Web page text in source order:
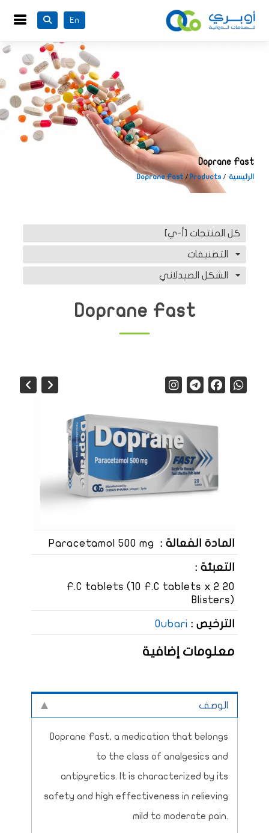
En
Doprane Fast
الرئيسية Products
Doprane Fast
كل المنتجات [أ-ي]
التصنيفات
الشكل الصيدلاني
Doprane Fast
المادة الفعالة : Paracetamol 500 mg
التعبئة :
20 F.C tablets (10 F.C tablets x 2
Blisters)
الترخيص : Oubari
معلومات إضافية
الوصف
Doprane Fast, a medication that belongs
to the class of analgesics and
antipyretics. It is characterized by its
safety and high effectiveness in relieving
mild to moderate pain.